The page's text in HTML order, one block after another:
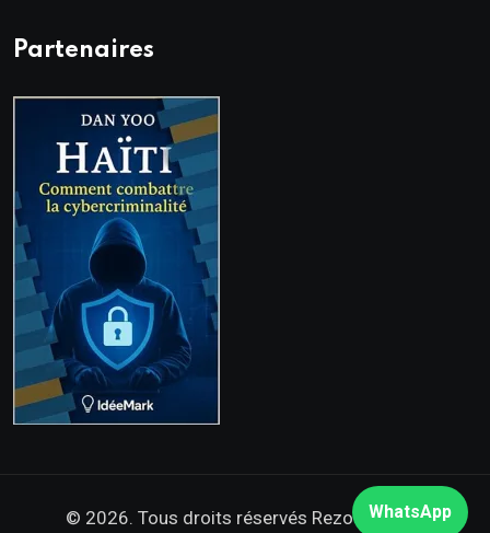
WhatsApp
Partenaires
© 2026. Tous droits réservés Rezo Nòdwès